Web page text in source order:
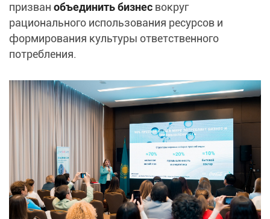
призван объединить бизнес вокруг
рационального использования ресурсов и
формирования культуры ответственного
потребления.